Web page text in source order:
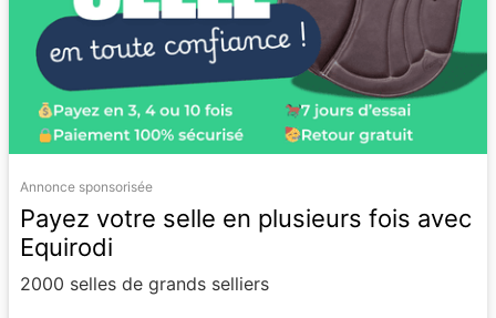
Annonce sponsorisée
Payez votre selle en plusieurs fois avec
Equirodi
2000 selles de grands selliers